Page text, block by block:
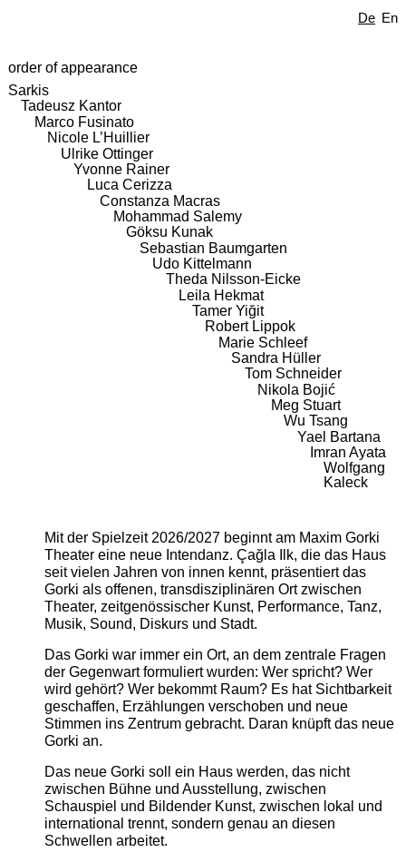
De En
order of appearance
Sarkis
Tadeusz Kantor
Marco Fusinato
Nicole L’Huillier
Ulrike Ottinger
Yvonne Rainer
Luca Cerizza
Constanza Macras
Mohammad Salemy
Göksu Kunak
Sebastian Baumgarten
Udo Kittelmann
Theda Nilsson-Eicke
Leila Hekmat
Tamer Yiğit
Robert Lippok
Marie Schleef
Sandra Hüller
Tom Schneider
Nikola Bojić
Meg Stuart
Wu Tsang
Yael Bartana
Imran Ayata
Wolfgang
Kaleck
Mit der Spielzeit 2026/2027 beginnt am Maxim Gorki
Theater eine neue Intendanz. Çağla Ilk, die das Haus
seit vielen Jahren von innen kennt, präsentiert das
Gorki als offenen, transdisziplinären Ort zwischen
Theater, zeitgenössischer Kunst, Performance, Tanz,
Musik, Sound, Diskurs und Stadt.
Das Gorki war immer ein Ort, an dem zentrale Fragen
der Gegenwart formuliert wurden: Wer spricht? Wer
wird gehört? Wer bekommt Raum? Es hat Sichtbarkeit
geschaffen, Erzählungen verschoben und neue
Stimmen ins Zentrum gebracht. Daran knüpft das neue
Gorki an.
Das neue Gorki soll ein Haus werden, das nicht
zwischen Bühne und Ausstellung, zwischen
Schauspiel und Bildender Kunst, zwischen lokal und
international trennt, sondern genau an diesen
Schwellen arbeitet.